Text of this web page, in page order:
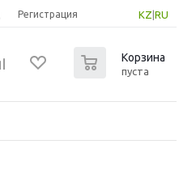
KZ RU
Регистрация
Корзина
пуста